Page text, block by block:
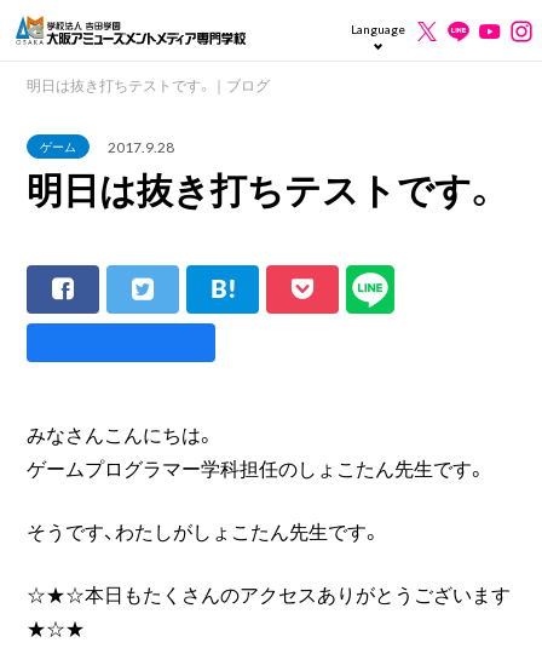
Language
明日は抜き打ちテストです。｜ブログ
ゲーム 2017.9.28
明日は抜き打ちテストです。
みなさんこんにちは。
ゲームプログラマー学科担任のしょこたん先生です。
そうです、わたしがしょこたん先生です。
☆★☆本日もたくさんのアクセスありがとうございます
★☆★